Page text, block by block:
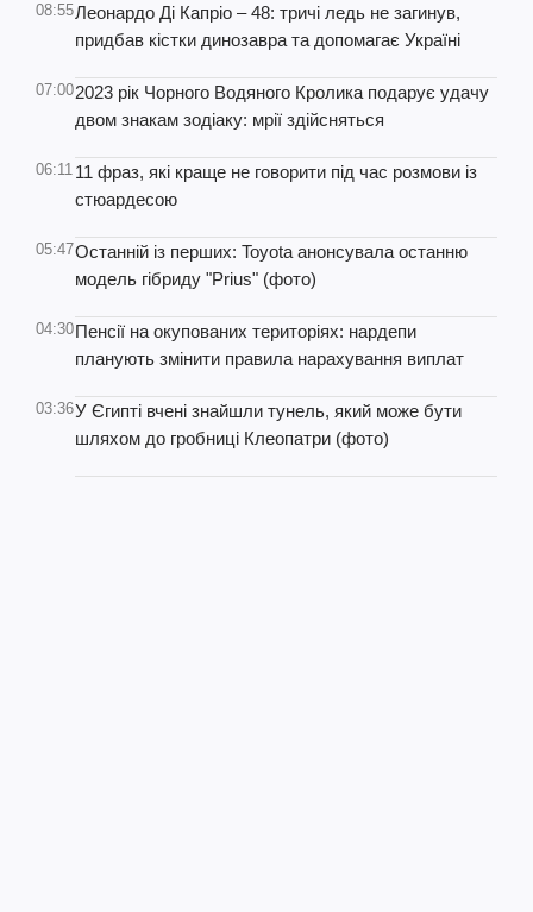
08:55Леонардо Ді Капріо – 48: тричі ледь не загинув,
придбав кістки динозавра та допомагає Україні
07:002023 рік Чорного Водяного Кролика подарує удачу
двом знакам зодіаку: мрії здійсняться
06:11 11 фраз, які краще не говорити під час розмови із
стюардесою
05:47Останній із перших: Toyota анонсувала останню
модель гібриду "Prius" (фото)
04:30Пенсії на окупованих територіях: нардепи
планують змінити правила нарахування виплат
03:36У Єгипті вчені знайшли тунель, який може бути
шляхом до гробниці Клеопатри (фото)